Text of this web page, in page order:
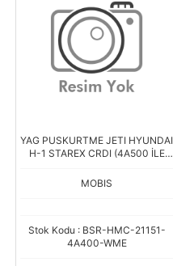
YAG PUSKURTME JETI HYUNDAI
H-1 STAREX CRDI (4A500 İLE
MOBIS
Stok Kodu : BSR-HMC-21151-
4A400-WME